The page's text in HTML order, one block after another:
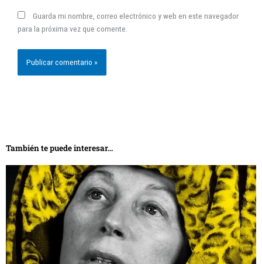
Guarda mi nombre, correo electrónico y web en este navegador
para la próxima vez que comente.
También te puede interesar...